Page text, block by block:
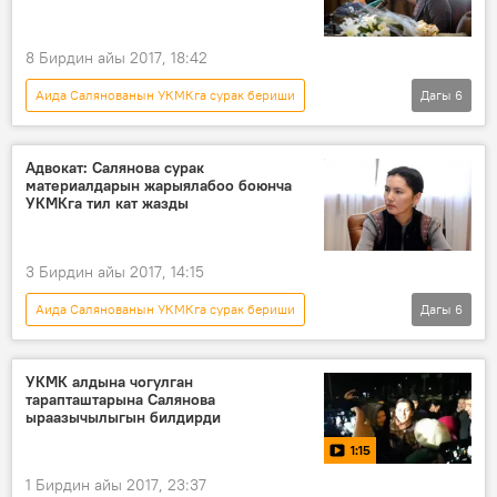
8 Бирдин айы 2017, 18:42
Аида Салянованын УКМКга сурак бериши
Кыргызстан
Жаңылыктар
Саясат
Аида Салянова
Жогорку Кеңеш
комиссия
Дагы 6
Адвокат: Салянова сурак
материалдарын жарыялабоо боюнча
УКМКга тил кат жазды
3 Бирдин айы 2017, 14:15
Аида Салянованын УКМКга сурак бериши
Кыргызстан
Коом
Жаңылыктар
Аида Салянова
Дагы 6
УКМК алдына чогулган
тарапташтарына Салянова
ыраазычылыгын билдирди
1:15
1 Бирдин айы 2017, 23:37